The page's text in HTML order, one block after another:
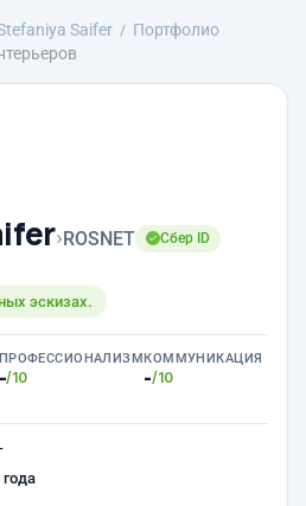
Saifer
Портфолио
›ROSNET
Сбер ID
эскизах.
ПРОФЕССИОНАЛИЗМ
-/10
КОММУНИКАЦИЯ
-/10
года